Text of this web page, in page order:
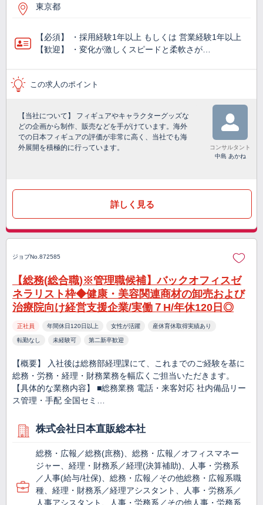
東京都
【必須】 ・採用経験1年以上 もしくは 営業経験1年以上
【歓迎】 ・変化が激しくスピードと柔軟さが…
この求人のポイント
【当社について】 フィギュアやキャラクターグッズな
どの企画から制作、販売などを手がけています。海外
での日本フィギュアの評価が非常に高く、当社でも海
外展開を積極的に行っています。
コンサルタント
中島 あかね
詳しく見る
ジョブNo.872585
【総務(総合職)※管理職候補】バックオフィスゼ
ネラリスト枠◆健康・美容関連商材の卸売および
治療院向け経営支援企業/実働７H/年休120日◎
正社員 年間休日120日以上 女性が活躍 産休育休取得実績あり
転勤なし 未経験可 第二新卒歓迎
【概要】 入社後は総務部経理課にて、これまでのご経験を基に
総務・労務・経理・財務業務を幅広くご担当いただきます。
【具体的な業務内容】 ■総務業務 電話・来客対応 社内備品リー
ス管理・手配 全国セミ…
株式会社日本直販総本社
総務・広報／総務(庶務)、総務・広報／オフィスマネー
ジャー、経理・財務系／経理(決算補助)、人事・労務系
／人事(給与/社保)、総務・広報／その他総務・広報系職
種、経理・財務系／経理アシスタント、人事・労務系／
人事アシスタント、人事・労務系／その他人事・労務系